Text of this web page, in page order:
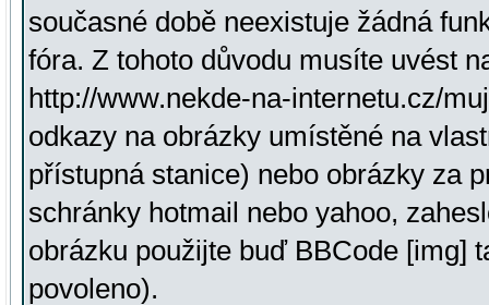
současné době neexistuje žádná
fóra. Z tohoto důvodu musíte uvést
http://www.nekde-na-internetu.cz/
odkazy na obrázky umístěné na
přístupná stanice) nebo obrázky za
schránky hotmail nebo yahoo,
obrázku použijte buď BBCode [img]
povoleno).